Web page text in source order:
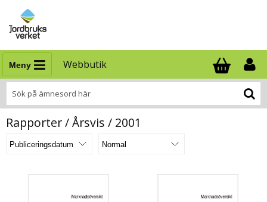
Meny Webbutik
Antal i
.
Rapporter / Årsvis / 2001